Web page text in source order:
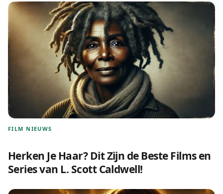
FILM NIEUWS
Herken Je Haar? Dit Zijn de Beste Films en
Series van L. Scott Caldwell!